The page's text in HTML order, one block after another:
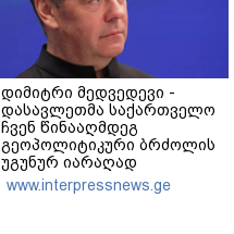
დიმიტრი მედვედევი -
დასავლეთმა საქართველო
ჩვენ წინააღმდეგ
გეოპოლიტიკური ბრძოლის
უგუნურ იარაღად
გამოიყენა იმ მომენტში,
როდესაც ეს მისთვის
www.interpressnews.ge